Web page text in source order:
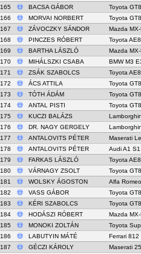
165
BACSA GÁBOR
Toyota
166
MORVAI NORBERT
Toyota
167
ZÁVOCZKY SÁNDOR
Mazda
168
PINCZES RÓBERT
Toyota
169
BARTHA LÁSZLÓ
Mazda
170
MIHÁLSZKI CSABA
BMW M3
171
ZSÁK SZABOLCS
Toyota
172
ÁCS ATTILA
Toyota
173
TÓTH ÁDÁM
Toyota
174
ANTAL PISTI
Toyota
175
KUCZI BALÁZS
176
DR. NAGY GERGELY
177
ANTALOVITS PÉTER
Maserati
178
ANTALOVITS PÉTER
Audi A1
179
FARKAS LÁSZLÓ
Toyota
180
VÁRNAGY ZSOLT
Toyota
181
WOLSKY ÁGOSTON
Alfa
182
VASS GÁBOR
Toyota
183
KÉRI SZABOLCS
Toyota
184
HODÁSZI RÓBERT
Mazda
185
MONOKI ZOLTÁN
Toyota
186
LABUTYIN MÁTÉ
Ferrari
187
GÉCZI KÁROLY
Maserati